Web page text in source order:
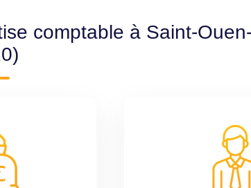
comptable à Saint-